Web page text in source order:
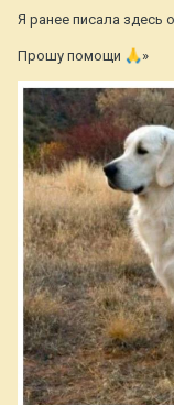
Я ранее писала здесь
Прошу помощи 🙏»